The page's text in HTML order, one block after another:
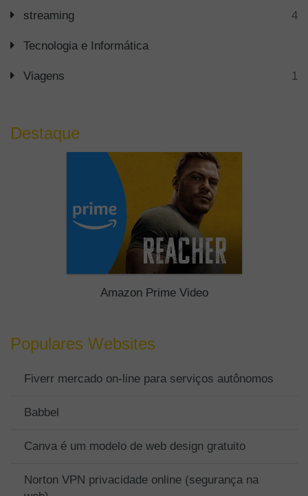
streaming 4
Tecnologia e Informática
Viagens 1
Destaque
Amazon Prime Video
Populares Websites
Fiverr mercado on-line para serviços autônomos
Babbel
Canva é um modelo de web design gratuito
Norton VPN privacidade online (segurança na